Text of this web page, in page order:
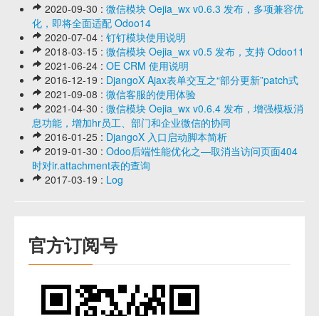
2020-09-30 : 微信模块 Oejia_wx v0.6.3 发布，多项兼容优
化，即将全面适配 Odoo14
2020-07-04 : 钉钉模块使用说明
2018-03-15 : 微信模块 Oejia_wx v0.5 发布，支持 Odoo11
2021-06-24 : OE CRM 使用说明
2016-12-19 : DjangoX Ajax表单交互之“部分更新”patch式
2021-09-08 : 微信客服的使用体验
2021-04-30 : 微信模块 Oejia_wx v0.6.4 发布，增强模板消
息功能，增加hr员工、部门和企业微信的协同
2016-01-25 : DjangoX 入口启动脚本简析
2019-01-30 : Odoo后端性能优化之—取消当访问页面404
时对ir.attachment表的查询
2017-03-19 : Log
官方订阅号